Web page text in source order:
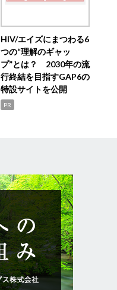
HIV/エイズにまつわる6
つの“理解のギャッ
プ”とは？ 2030年の流
行終結を目指すGAP6の
特設サイトを公開
PR